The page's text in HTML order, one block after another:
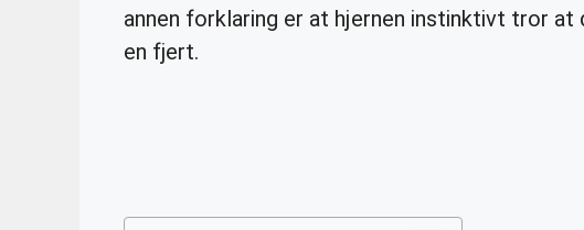
annen forklaring er at hjernen instinktivt tror
en fjert.